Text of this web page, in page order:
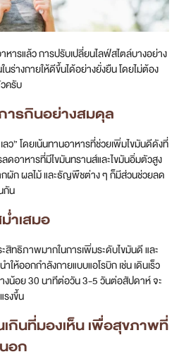
ารแล้ว การปรับเปลี่ยนไลฟ์สไตล์บางอย่าง
ร่างกายให้ดีขึ้นได้อย่างยั่งยืน โดยไม่ต้อง
ครับ
รกินอย่างสมดุล
ว” โดยเน้นทานอาหารที่ช่วยเพิ่มไขมันดีดังที่
ดอาหารที่มีไขมันทรานส์และไขมันอิ่มตัวสูง
ผัก ผลไม้ และธัญพืชต่าง ๆ ก็มีส่วนช่วยลด
กัน
ำเสมอ
สิทธิภาพมากในการเพิ่มระดับไขมันดี และ
ให้ออกกำลังกายแบบแอโรบิก เช่น เดินเร็ว
งน้อย 30 นาทีต่อวัน 3-5 วันต่อสัปดาห์ จะ
รงขึ้น
กินที่มองเห็น เพื่อสุขภาพที่
อก